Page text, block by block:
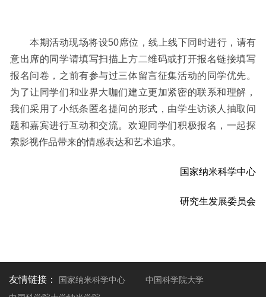
本期活动现场将设50席位，线上线下同时进行，请有
意出席的同学请填写扫描上方二维码或打开报名链接填写
报名问卷，之前有参与过三体留言征集活动的同学优先。
为了让同学们和业界大咖们建立更加紧密的联系和理解，
我们采用了小纸条匿名提问的形式，由学生访谈人抽取问
题和嘉宾进行互动和交流。欢迎同学们积极报名，一起探
索影视作品带来的情感表达和艺术追求。
国家纳米科学中心
研究生发展委员会
友情链接： 国家纳米科学中心
中国科学院大学